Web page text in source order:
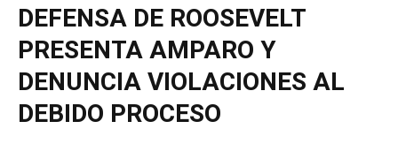
DEFENSA DE ROOSEVELT
PRESENTA AMPARO Y
DENUNCIA VIOLACIONES AL
DEBIDO PROCESO